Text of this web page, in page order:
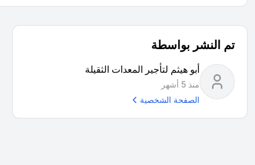
تم النشر بواسطة
أبو هيثم لتأجير المعدات الثقيلة
منذ 5 أشهر
الصفحة الشخصية